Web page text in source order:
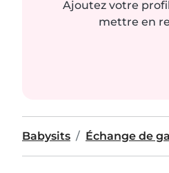
Ajoutez votre
mettre en
Babysits Échange de